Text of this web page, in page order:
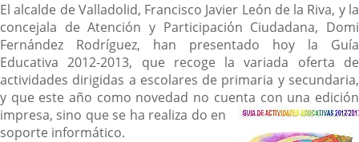
El alcalde de Valladolid, Francisco Javier León de la Riva, y la
concejala de Atención y Participación Ciudadana, Domi
Fernández Rodríguez, han presentado hoy la Guía
Educativa 2012-2013, que recoge la variada oferta de
actividades dirigidas a escolares de primaria y secundaria,
y que este año como novedad no cuenta con una edición
impresa, sino que se ha realiza do en
soporte informático.